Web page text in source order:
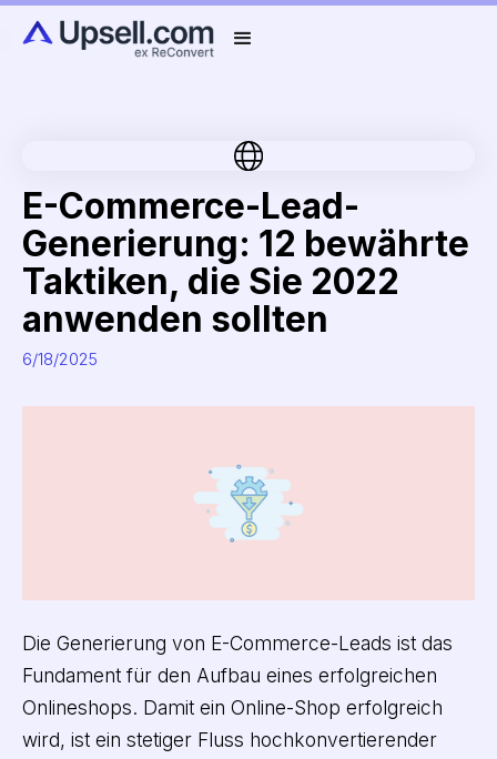
E-Commerce-Lead-
Generierung: 12 bewährte
Taktiken, die Sie 2022
anwenden sollten
6/18/2025
Die Generierung von E-Commerce-Leads ist das
Fundament für den Aufbau eines erfolgreichen
Onlineshops. Damit ein Online-Shop erfolgreich
wird, ist ein stetiger Fluss hochkonvertierender